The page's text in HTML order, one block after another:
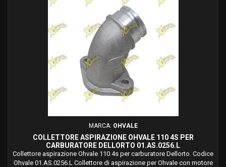
MARCA: OHVALE
COLLETTORE ASPIRAZIONE OHVALE 110 4S PER
CARBURATORE DELLORTO 01.AS.0256.L
Collettore aspirazione Ohvale 110 4s per carburatore Dellorto. Codice
Ohvale 01.AS.0256.L Collettore di aspirazione per Ohvale con motore